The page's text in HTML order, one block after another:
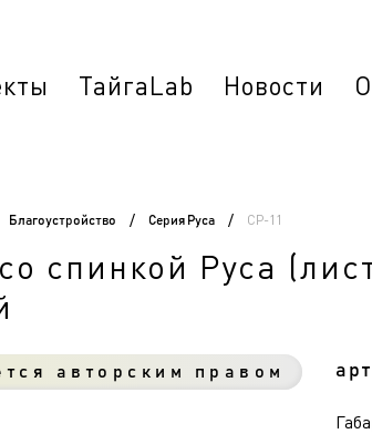
ТайгаLab Новости
Благоустройство / Серия Руса / СР-11
спинкой Руса
авторским правом